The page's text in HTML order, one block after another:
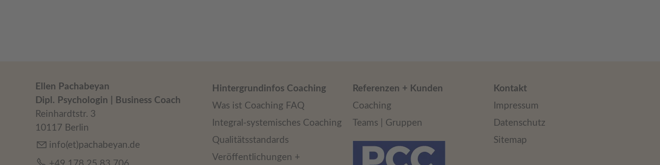
Ellen Pachabeyan
Dipl. Psychologin | Business Coach
Reinhardtstr. 3
10117 Berlin
info(et)pachabeyan.de
Hintergrundinfos Coaching
Was ist Coaching FAQ
Integral-systemisches Coaching
Qualitätsstandards
Veröffentlichungen +
Referenzen + Kunden
Coaching
Teams | Gruppen
Kontakt
Impressum
Datenschutz
Sitemap